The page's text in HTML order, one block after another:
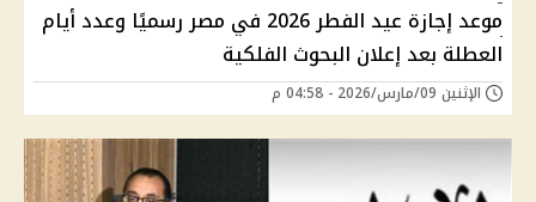
موعد إجازة عيد الفطر 2026 في مصر رسميًا وعدد أيام
العطلة بعد إعلان البحوث الفلكية
الإثنين 09/مارس/2026 - 04:58 م